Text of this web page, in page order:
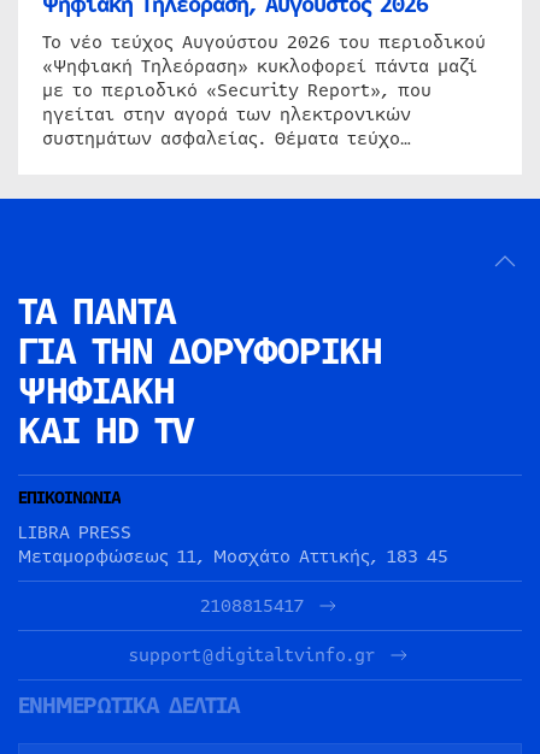
Το νέο τεύχος Αυγούστου 2026 του περιοδικού
«Ψηφιακή Τηλεόραση» κυκλοφορεί πάντα μαζί
με το περιοδικό «Security Report», που
ηγείται στην αγορά των ηλεκτρονικών
συστημάτων ασφαλείας. Θέματα τεύχο…
ΤΑ ΠΑΝΤΑ
ΓΙΑ ΤΗΝ ΔΟΡΥΦΟΡΙΚΗ
ΨΗΦΙΑΚΗ
ΚΑΙ HD TV
ΕΠΙΚΟΙΝΩΝΙΑ
LIBRA PRESS
Μεταμορφώσεως 11, Μοσχάτο Αττικής, 183 45
2108815417
support@digitaltvinfo.gr
ΕΝΗΜΕΡΩΤΙΚΑ ΔΕΛΤΙΑ